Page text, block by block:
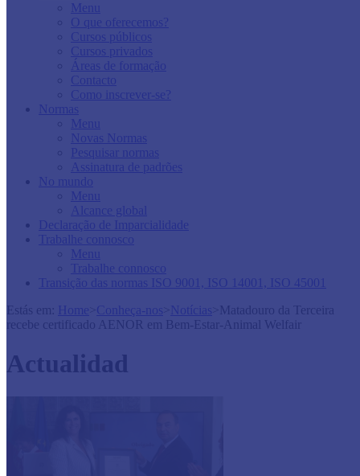
Menu
O que oferecemos?
Cursos públicos
Cursos privados
Áreas de formação
Contacto
Como inscrever-se?
Normas
Menu
Novas Normas
Pesquisar normas
Assinatura de padrões
No mundo
Menu
Alcance global
Declaração de Imparcialidade
Trabalhe connosco
Menu
Trabalhe connosco
Transição das normas ISO 9001, ISO 14001, ISO 45001
Estás em:
Home >Conheça-nos >Notícias >Matadouro da Terceira
recebe certificado AENOR em Bem-Estar-Animal Welfair
Actualidad